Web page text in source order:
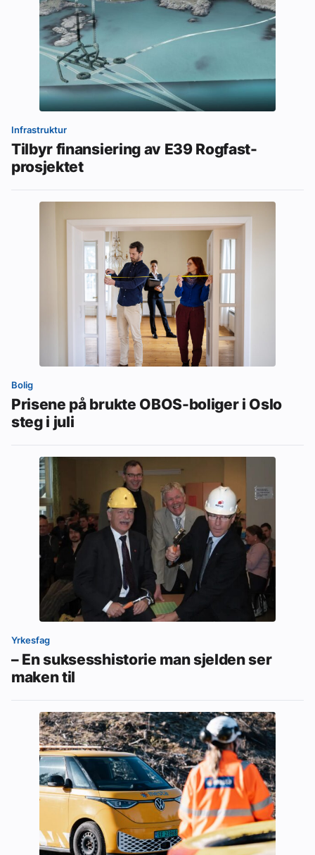
Infrastruktur
Tilbyr finansiering av E39 Rogfast-
prosjektet
Bolig
Prisene på brukte OBOS-boliger i Oslo
steg i juli
Yrkesfag
– En suksesshistorie man sjelden ser
maken til